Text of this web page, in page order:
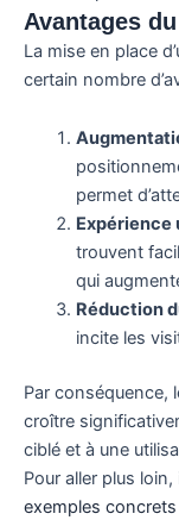
Avantages
La mise en place
certain nombre
permet
Expérience
trouvent
qui
Réduction
incite les
Par conséquence,
croître
ciblé et à une
Pour aller plus
exemples